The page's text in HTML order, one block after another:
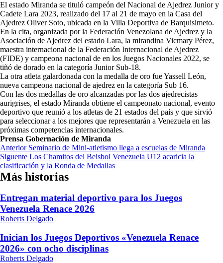
El estado Miranda se tituló campeón del Nacional de Ajedrez Junior y
Cadete Lara 2023, realizado del 17 al 21 de mayo en la Casa del
Ajedrez Oliver Soto, ubicada en la Villa Deportiva de Barquisimeto.
En la cita, organizada por la Federación Venezolana de Ajedrez y la
Asociación de Ajedrez del estado Lara, la mirandina Vicmary Pérez,
maestra internacional de la Federación Internacional de Ajedrez
(FIDE) y campeona nacional de en los Juegos Nacionales 2022, se
tiñó de dorado en la categoría Junior Sub-18.
La otra atleta galardonada con la medalla de oro fueYassell León,
nueva campeona nacional de ajedrez en la categoría Sub 16.
Con las dos medallas de oro alcanzadas por las dos ajedrecistas
aurigrises, el estado Miranda obtiene el campeonato nacional, evento
deportivo que reunió a los atletas de 21 estados del país y que sirvió
para seleccionar a los mejores que representarán a Venezuela en las
próximas competencias internacionales.
Prensa Gobernación de Miranda
Navegación
de
entradas
AnteriorSeminario de Mini-atletismo llega a escuelas de Miranda
Siguente Los Chamitos del Beisbol Venezuela U12 acaricia la
clasificación y la Ronda de Medallas
Más historias
Entregan material deportivo para los Juegos
Venezuela Renace 2026
Roberts Delgado
Inician los Juegos Deportivos «Venezuela Renace
2026» con ocho disciplinas
Roberts Delgado